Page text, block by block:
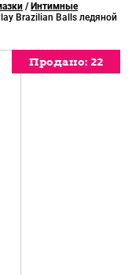
/ Интимные
Brazilian Balls ледяной
Продано: 22
Продано: 22
Продано: 22
Продано: 22
Продано: 22
Продано: 22